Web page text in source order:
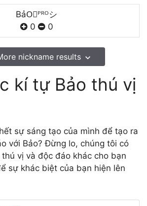
BảO⃗ᴾᴿᴼシ
0
0
nickname results
kí tự Bảo thú vị
sự sáng tạo của mình để tạo ra
với Bảo? Đừng lo, chúng tôi có
vị và độc đáo khác cho bạn
sự khác biệt của bạn hiện lên